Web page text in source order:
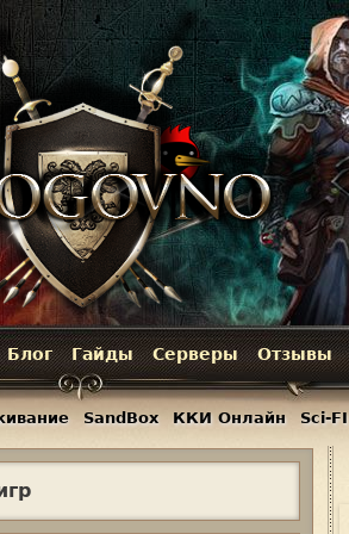
Jump to navigation
Блог Гайды Серверы Отзывы
SandBox ККИ Онлайн Sci-FI